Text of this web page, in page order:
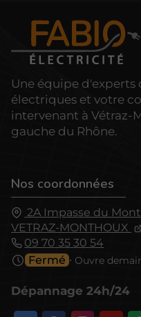
Une équipe d'experts
électriques et votre
intervenant à Vétraz-
gauche du Rhône.
Nos coordonnées
2A Impasse du
VETRAZ-MONTHOUX
09 70 35 30 54
Fermé ⋅ Ouvre
Dépannage 24h/24